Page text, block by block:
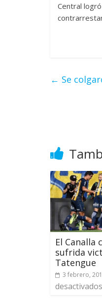
Central
← Se
El Canalla
sufrida
Tatengue
3 febrero,
desactivados